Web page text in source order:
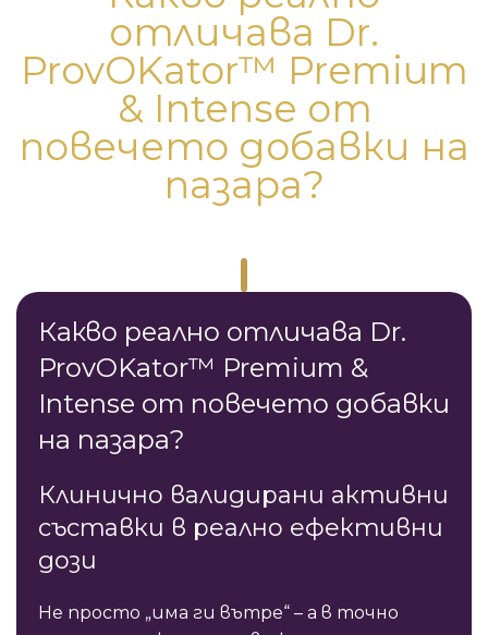
отличава Dr.
ProvOKator™ Premium
& Intense от
повечето добавки на
пазара?
Какво реално отличава Dr.
ProvOKator™ Premium &
Intense от повечето добавки
на пазара?
Клинично валидирани активни
съставки в реално ефективни
дози
Не просто „има ги вътре“ – а в точно